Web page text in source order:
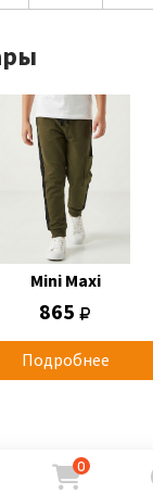
Mini Maxi
865
Подробнее
0